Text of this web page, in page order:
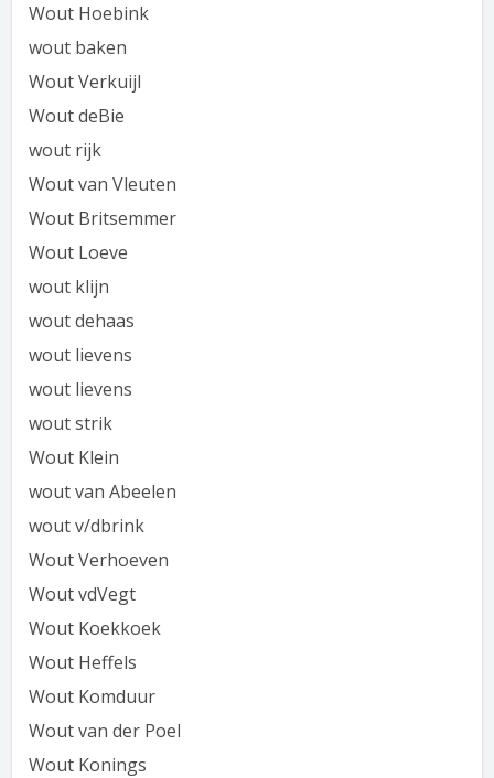
Wout Hoebink
wout baken
Wout Verkuijl
Wout deBie
wout rijk
Wout van Vleuten
Wout Britsemmer
Wout Loeve
wout klijn
wout dehaas
wout lievens
wout lievens
wout strik
Wout Klein
wout van Abeelen
wout v/dbrink
Wout Verhoeven
Wout vdVegt
Wout Koekkoek
Wout Heffels
Wout Komduur
Wout van der Poel
Wout Konings